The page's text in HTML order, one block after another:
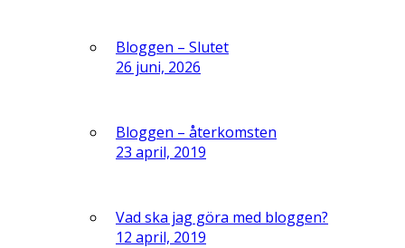
Bloggen – Slutet
26 juni, 2026
Bloggen – återkomsten
23 april, 2019
Vad ska jag göra med bloggen?
12 april, 2019